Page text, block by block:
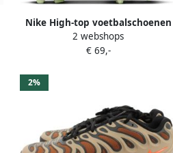
Nike High-top voetbalschoenen
(meerdere ondergronden)
Mercurial Superfly 10 Academy
2 webshops
€ 69,-
2%